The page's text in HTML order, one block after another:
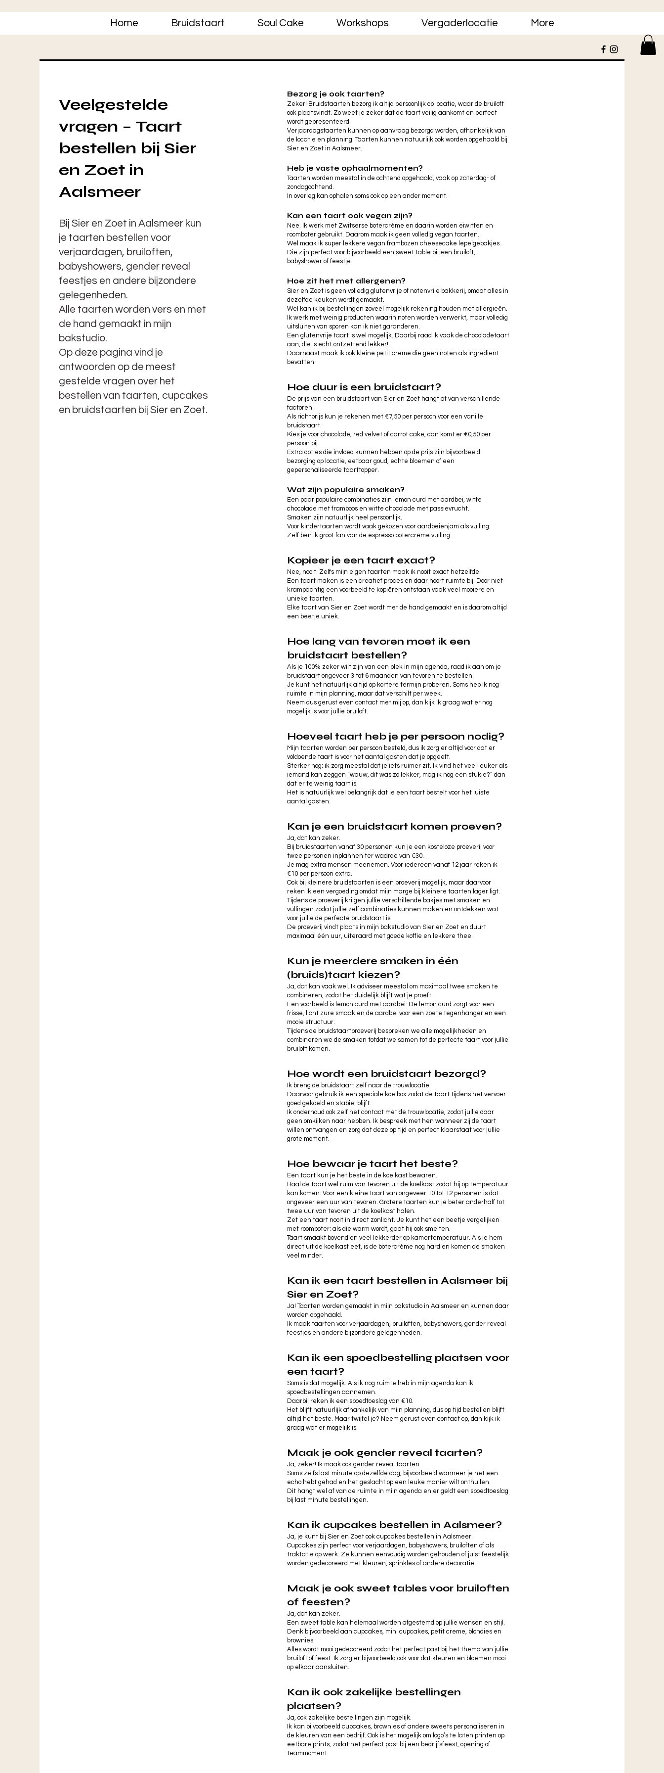
Home Bruidstaart Soul Cake Workshops Vergaderlocatie More
Veelgestelde
vragen – Taart
bestellen bij Sier
en Zoet in
Aalsmeer
Bij Sier en Zoet in Aalsmeer kun
je taarten bestellen voor
verjaardagen, bruiloften,
babyshowers, gender reveal
feestjes en andere bijzondere
gelegenheden.
Alle taarten worden vers en met
de hand gemaakt in mijn
bakstudio.
Op deze pagina vind je
antwoorden op de meest
gestelde vragen over het
bestellen van taarten, cupcakes
en bruidstaarten bij Sier en Zoet.
Bezorg je ook taarten?
Zeker! Bruidstaarten bezorg ik altijd persoonlijk op locatie, waar de bruiloft
ook plaatsvindt. Zo weet je zeker dat de taart veilig aankomt en perfect
wordt gepresenteerd.
Verjaardagstaarten kunnen op aanvraag bezorgd worden, afhankelijk van
de locatie en planning. Taarten kunnen natuurlijk ook worden opgehaald bij
Sier en Zoet in Aalsmeer.
Heb je vaste ophaalmomenten?
Taarten worden meestal in de ochtend opgehaald, vaak op zaterdag- of
zondagochtend.
In overleg kan ophalen soms ook op een ander moment.
Kan een taart ook vegan zijn?
Nee. Ik werk met Zwitserse botercrème en daarin worden eiwitten en
roomboter gebruikt. Daarom maak ik geen volledig vegan taarten.
Wel maak ik super lekkere vegan frambozen cheesecake lepelgebakjes.
Die zijn perfect voor bijvoorbeeld een sweet table bij een bruiloft,
babyshower of feestje.
Hoe zit het met allergenen?
Sier en Zoet is geen volledig glutenvrije of notenvrije bakkerij, omdat alles in
dezelfde keuken wordt gemaakt.
Wel kan ik bij bestellingen zoveel mogelijk rekening houden met allergieën.
Ik werk met weinig producten waarin noten worden verwerkt, maar volledig
uitsluiten van sporen kan ik niet garanderen.
Een glutenvrije taart is wel mogelijk. Daarbij raad ik vaak de chocoladetaart
aan, die is echt ontzettend lekker!
Daarnaast maak ik ook kleine petit creme die geen noten als ingrediënt
bevatten.
Hoe duur is een bruidstaart?
De prijs van een bruidstaart van Sier en Zoet hangt af van verschillende
factoren.
Als richtprijs kun je rekenen met €7,50 per persoon voor een vanille
bruidstaart.
Kies je voor chocolade, red velvet of carrot cake, dan komt er €0,50 per
persoon bij.
Extra opties die invloed kunnen hebben op de prijs zijn bijvoorbeeld
bezorging op locatie, eetbaar goud, echte bloemen of een
gepersonaliseerde taarttopper.
Wat zijn populaire smaken?
Een paar populaire combinaties zijn lemon curd met aardbei, witte
chocolade met framboos en witte chocolade met passievrucht.
Smaken zijn natuurlijk heel persoonlijk.
Voor kindertaarten wordt vaak gekozen voor aardbeienjam als vulling.
Zelf ben ik groot fan van de espresso botercrème vulling.
Kopieer je een taart exact?
Nee, nooit. Zelfs mijn eigen taarten maak ik nooit exact hetzelfde.
Een taart maken is een creatief proces en daar hoort ruimte bij. Door niet
krampachtig een voorbeeld te kopiëren ontstaan vaak veel mooiere en
unieke taarten.
Elke taart van Sier en Zoet wordt met de hand gemaakt en is daarom altijd
een beetje uniek.
Hoe lang van tevoren moet ik een
bruidstaart bestellen?
Als je 100% zeker wilt zijn van een plek in mijn agenda, raad ik aan om je
bruidstaart ongeveer 3 tot 6 maanden van tevoren te bestellen.
Je kunt het natuurlijk altijd op kortere termijn proberen. Soms heb ik nog
ruimte in mijn planning, maar dat verschilt per week.
Neem dus gerust even contact met mij op, dan kijk ik graag wat er nog
mogelijk is voor jullie bruiloft.
Hoeveel taart heb je per persoon nodig?
Mijn taarten worden per persoon besteld, dus ik zorg er altijd voor dat er
voldoende taart is voor het aantal gasten dat je opgeeft.
Sterker nog: ik zorg meestal dat je iets ruimer zit. Ik vind het veel leuker als
iemand kan zeggen “wauw, dit was zo lekker, mag ik nog een stukje?” dan
dat er te weinig taart is.
Het is natuurlijk wel belangrijk dat je een taart bestelt voor het juiste
aantal gasten.
Kan je een bruidstaart komen proeven?
Ja, dat kan zeker.
Bij bruidstaarten vanaf 30 personen kun je een kosteloze proeverij voor
twee personen inplannen ter waarde van €30.
Je mag extra mensen meenemen. Voor iedereen vanaf 12 jaar reken ik
€10 per persoon extra.
Ook bij kleinere bruidstaarten is een proeverij mogelijk, maar daarvoor
reken ik een vergoeding omdat mijn marge bij kleinere taarten lager ligt.
Tijdens de proeverij krijgen jullie verschillende bakjes met smaken en
vullingen zodat jullie zelf combinaties kunnen maken en ontdekken wat
voor jullie de perfecte bruidstaart is.
De proeverij vindt plaats in mijn bakstudio van Sier en Zoet en duurt
maximaal één uur, uiteraard met goede koffie en lekkere thee.
Kun je meerdere smaken in één
(bruids)taart kiezen?
Ja, dat kan vaak wel. Ik adviseer meestal om maximaal twee smaken te
combineren, zodat het duidelijk blijft wat je proeft.
Een voorbeeld is lemon curd met aardbei. De lemon curd zorgt voor een
frisse, licht zure smaak en de aardbei voor een zoete tegenhanger en een
mooie structuur.
Tijdens de bruidstaartproeverij bespreken we alle mogelijkheden en
combineren we de smaken totdat we samen tot de perfecte taart voor jullie
bruiloft komen.
Hoe wordt een bruidstaart bezorgd?
Ik breng de bruidstaart zelf naar de trouwlocatie.
Daarvoor gebruik ik een speciale koelbox zodat de taart tijdens het vervoer
goed gekoeld en stabiel blijft.
Ik onderhoud ook zelf het contact met de trouwlocatie, zodat jullie daar
geen omkijken naar hebben. Ik bespreek met hen wanneer zij de taart
willen ontvangen en zorg dat deze op tijd en perfect klaarstaat voor jullie
grote moment.
Hoe bewaar je taart het beste?
Een taart kun je het beste in de koelkast bewaren.
Haal de taart wel ruim van tevoren uit de koelkast zodat hij op temperatuur
kan komen. Voor een kleine taart van ongeveer 10 tot 12 personen is dat
ongeveer een uur van tevoren. Grotere taarten kun je beter anderhalf tot
twee uur van tevoren uit de koelkast halen.
Zet een taart nooit in direct zonlicht. Je kunt het een beetje vergelijken
met roomboter: als die warm wordt, gaat hij ook smelten.
Taart smaakt bovendien veel lekkerder op kamertemperatuur. Als je hem
direct uit de koelkast eet, is de botercrème nog hard en komen de smaken
veel minder.
Kan ik een taart bestellen in Aalsmeer bij
Sier en Zoet?
Ja! Taarten worden gemaakt in mijn bakstudio in Aalsmeer en kunnen daar
worden opgehaald.
Ik maak taarten voor verjaardagen, bruiloften, babyshowers, gender reveal
feestjes en andere bijzondere gelegenheden.
Kan ik een spoedbestelling plaatsen voor
een taart?
Soms is dat mogelijk. Als ik nog ruimte heb in mijn agenda kan ik
spoedbestellingen aannemen.
Daarbij reken ik een spoedtoeslag van €10.
Het blijft natuurlijk afhankelijk van mijn planning, dus op tijd bestellen blijft
altijd het beste. Maar twijfel je? Neem gerust even contact op, dan kijk ik
graag wat er mogelijk is.
Maak je ook gender reveal taarten?
Ja, zeker! Ik maak ook gender reveal taarten.
Soms zelfs last minute op dezelfde dag, bijvoorbeeld wanneer je net een
echo hebt gehad en het geslacht op een leuke manier wilt onthullen.
Dit hangt wel af van de ruimte in mijn agenda en er geldt een spoedtoeslag
bij last minute bestellingen.
Kan ik cupcakes bestellen in Aalsmeer?
Ja, je kunt bij Sier en Zoet ook cupcakes bestellen in Aalsmeer.
Cupcakes zijn perfect voor verjaardagen, babyshowers, bruiloften of als
traktatie op werk. Ze kunnen eenvoudig worden gehouden of juist feestelijk
worden gedecoreerd met kleuren, sprinkles of andere decoratie.
Maak je ook sweet tables voor bruiloften
of feesten?
Ja, dat kan zeker.
Een sweet table kan helemaal worden afgestemd op jullie wensen en stijl.
Denk bijvoorbeeld aan cupcakes, mini cupcakes, petit creme, blondies en
brownies.
Alles wordt mooi gedecoreerd zodat het perfect past bij het thema van jullie
bruiloft of feest. Ik zorg er bijvoorbeeld ook voor dat kleuren en bloemen mooi
op elkaar aansluiten.
Kan ik ook zakelijke bestellingen
plaatsen?
Ja, ook zakelijke bestellingen zijn mogelijk.
Ik kan bijvoorbeeld cupcakes, brownies of andere sweets personaliseren in
de kleuren van een bedrijf. Ook is het mogelijk om logo’s te laten printen op
eetbare prints, zodat het perfect past bij een bedrijfsfeest, opening of
teammoment.